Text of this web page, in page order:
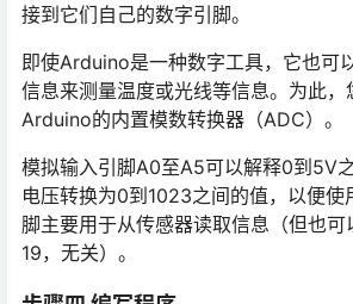
接到它们自己的数字引脚。
即使Arduino是一种数字工具，它也可
信息来测量温度或光线等信息。为此，
Arduino的内置模数转换器（ADC）。
模拟输入引脚A0至A5可以解释0到5V
电压转换为0到1023之间的值，以便使
脚主要用于从传感器读取信息（但也
19，无关）。